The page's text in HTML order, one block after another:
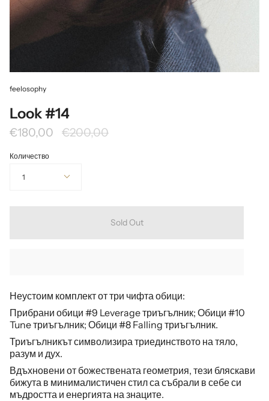
feelosophy
Look #14
€180,00
Редовна
€200,00
Количество
1
Sold Out
Неустоим комплектоттри чифтаобици:
Прибрани обици #9 Leverage триъгълник; Обици #10
Tune триъгълник; Обици #8 Falling триъгълник.
Триъгълникът символизира триединството на тяло,
разум и дух.
Вдъхновени от божествената геометрия, тези бляскави
бижута в минималистичен стил са събрали в себе си
мъдростта и енергията на знаците.